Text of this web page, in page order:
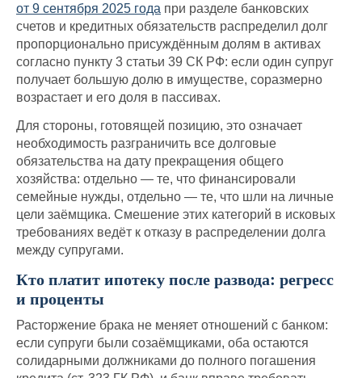
от 9 сентября 2025 года при разделе банковских
счетов и кредитных обязательств распределил долг
пропорционально присуждённым долям в активах
согласно пункту 3 статьи 39 СК РФ: если один супруг
получает большую долю в имуществе, соразмерно
возрастает и его доля в пассивах.
Для стороны, готовящей позицию, это означает
необходимость разграничить все долговые
обязательства на дату прекращения общего
хозяйства: отдельно — те, что финансировали
семейные нужды, отдельно — те, что шли на личные
цели заёмщика. Смешение этих категорий в исковых
требованиях ведёт к отказу в распределении долга
между супругами.
Кто платит ипотеку после развода: регресс
и проценты
Расторжение брака не меняет отношений с банком:
если супруги были созаёмщиками, оба остаются
солидарными должниками до полного погашения